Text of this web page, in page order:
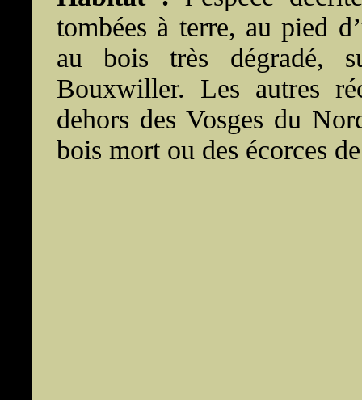
tombées à terre, au pied
au bois très dégradé,
Bouxwiller. Les autres
dehors des Vosges du
bois mort ou des écorces